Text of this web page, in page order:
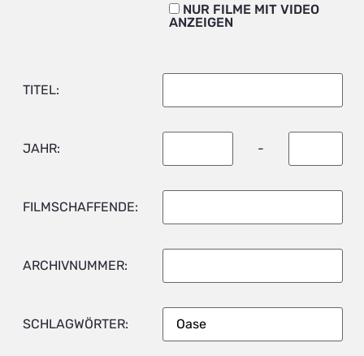
NUR FILME MIT VIDEO
ANZEIGEN
TITEL:
JAHR: -
FILMSCHAFFENDE:
ARCHIVNUMMER:
SCHLAGWÖRTER: